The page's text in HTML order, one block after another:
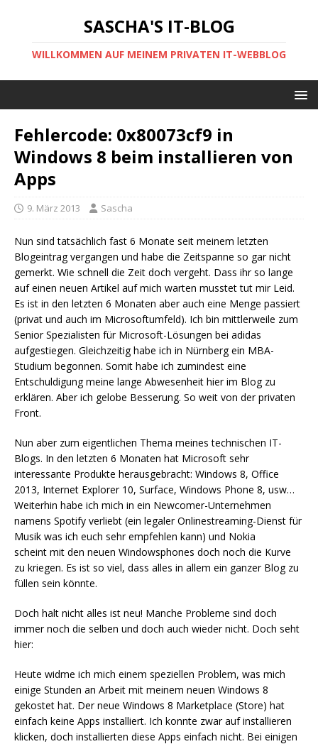
SASCHA'S IT-BLOG
WILLKOMMEN AUF MEINEM PRIVATEN IT-WEBBLOG
Fehlercode: 0x80073cf9 in
Windows 8 beim installieren von
Apps
9. März 2013 Sascha
Nun sind tatsächlich fast 6 Monate seit meinem letzten
Blogeintrag vergangen und habe die Zeitspanne so gar nicht
gemerkt. Wie schnell die Zeit doch vergeht. Dass ihr so lange
auf einen neuen Artikel auf mich warten musstet tut mir Leid.
Es ist in den letzten 6 Monaten aber auch eine Menge passiert
(privat und auch im Microsoftumfeld). Ich bin mittlerweile zum
Senior Spezialisten für Microsoft-Lösungen bei adidas
aufgestiegen. Gleichzeitig habe ich in Nürnberg ein MBA-
Studium begonnen. Somit habe ich zumindest eine
Entschuldigung meine lange Abwesenheit hier im Blog zu
erklären. Aber ich gelobe Besserung. So weit von der privaten
Front.
Nun aber zum eigentlichen Thema meines technischen IT-
Blogs. In den letzten 6 Monaten hat Microsoft sehr
interessante Produkte herausgebracht: Windows 8, Office
2013, Internet Explorer 10, Surface, Windows Phone 8, usw…
Weiterhin habe ich mich in ein Newcomer-Unternehmen
namens Spotify verliebt (ein legaler Onlinestreaming-Dienst für
Musik was ich euch sehr empfehlen kann) und Nokia
scheint mit den neuen Windowsphones doch noch die Kurve
zu kriegen. Es ist so viel, dass alles in allem ein ganzer Blog zu
füllen sein könnte.
Doch halt nicht alles ist neu! Manche Probleme sind doch
immer noch die selben und doch auch wieder nicht. Doch seht
hier:
Heute widme ich mich einem speziellen Problem, was mich
einige Stunden an Arbeit mit meinem neuen Windows 8
gekostet hat. Der neue Windows 8 Marketplace (Store) hat
einfach keine Apps installiert. Ich konnte zwar auf installieren
klicken, doch installierten diese Apps einfach nicht. Bei einigen